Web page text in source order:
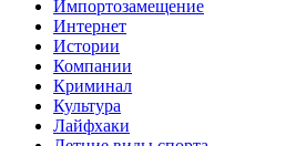
Импортозамещение
Интернет
Истории
Компании
Криминал
Культура
Лайфхаки